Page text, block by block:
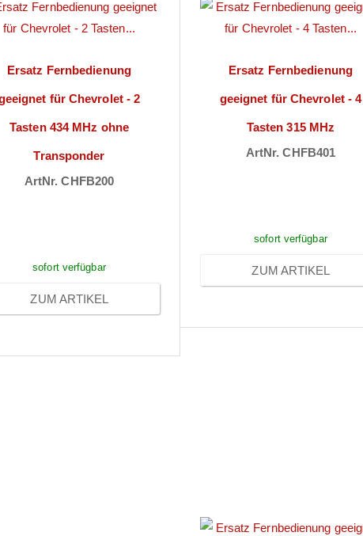
Ersatz Fernbedienung
für Chevrolet - 2
Tasten 434 MHz ohne
Transponder
ArtNr. CHFB200
sofort verfügbar
ZUM ARTIKEL
Ersatz Fernbedienung
geeignet für Chevrolet - 4
Tasten 315 MHz
ArtNr. CHFB401
sofort verfügbar
ZUM ARTIKEL